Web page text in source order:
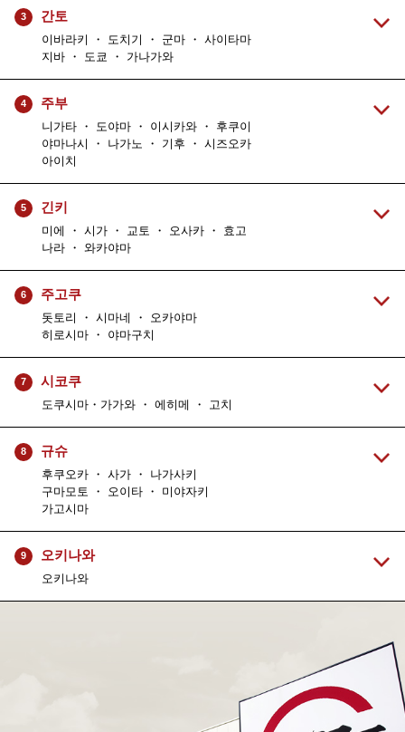
3 간토
이바라키 ・ 도치기 ・ 군마 ・ 사이타마
지바 ・ 도쿄 ・ 가나가와
4 주부
니가타 ・ 도야마 ・ 이시카와 ・ 후쿠이
야마나시 ・ 나가노 ・ 기후 ・ 시즈오카
아이치
5 긴키
미에 ・ 시가 ・ 교토 ・ 오사카 ・ 효고
나라 ・ 와카야마
6 주고쿠
돗토리 ・ 시마네 ・ 오카야마
히로시마 ・ 야마구치
7 시코쿠
도쿠시마・가가와 ・ 에히메 ・ 고치
8 규슈
후쿠오카 ・ 사가 ・ 나가사키
구마모토 ・ 오이타 ・ 미야자키
가고시마
9 오키나와
오키나와